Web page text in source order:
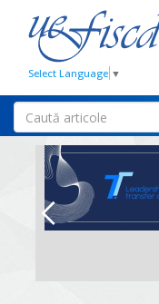
Select Language ▼